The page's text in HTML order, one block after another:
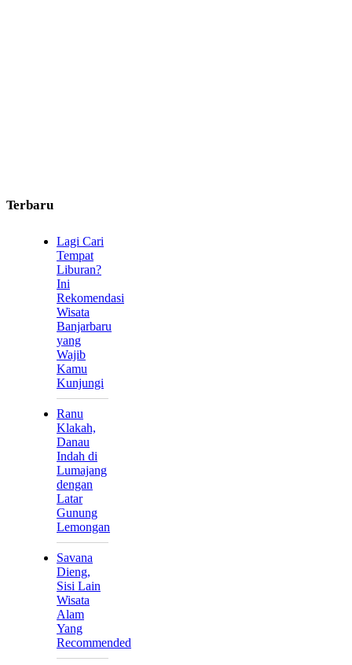
Terbaru
Lagi Cari
Tempat
Liburan?
Ini
Rekomendasi
Wisata
Banjarbaru
yang
Wajib
Kamu
Kunjungi
Ranu
Klakah,
Danau
Indah di
Lumajang
dengan
Latar
Gunung
Lemongan
Savana
Dieng,
Sisi Lain
Wisata
Alam
Yang
Recommended